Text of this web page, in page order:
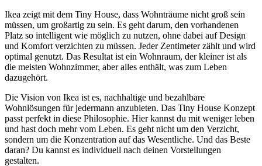
Ikea zeigt mit dem Tiny House, dass Wohnträume nicht groß sein
müssen, um großartig zu sein. Es geht darum, den vorhandenen
Platz so intelligent wie möglich zu nutzen, ohne dabei auf Design
und Komfort verzichten zu müssen. Jeder Zentimeter zählt und wird
optimal genutzt. Das Resultat ist ein Wohnraum, der kleiner ist als
die meisten Wohnzimmer, aber alles enthält, was zum Leben
dazugehört.
Die Vision von Ikea ist es, nachhaltige und bezahlbare
Wohnlösungen für jedermann anzubieten. Das Tiny House Konzept
passt perfekt in diese Philosophie. Hier kannst du mit weniger leben
und hast doch mehr vom Leben. Es geht nicht um den Verzicht,
sondern um die Konzentration auf das Wesentliche. Und das Beste
daran? Du kannst es individuell nach deinen Vorstellungen
gestalten.